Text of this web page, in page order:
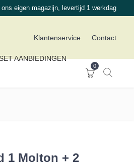
eigen magazijn, levertijd 1 werkdag
Klantenservice Contact
AANBIEDINGEN
0
1 Molton + 2